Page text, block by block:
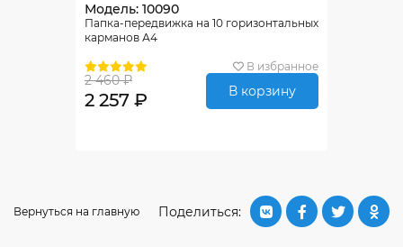
Модель: 10090
Папка-передвижка на 10 горизонтальных
карманов А4
В избранное
2 460 ₽
2 257 ₽ В корзину
Поделиться:
Вернуться на главную